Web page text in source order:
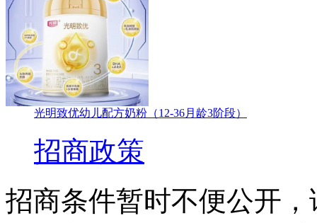
光明致优幼儿配方奶粉（12-36月龄3阶段）
招商政策
招商条件暂时不便公开